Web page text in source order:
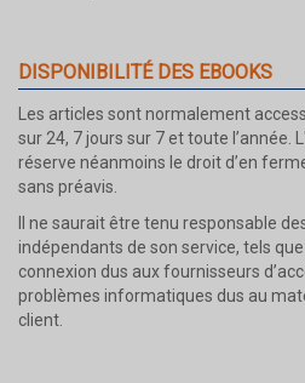
DISPONIBILITÉ DES EBOOKS
Les articles sont normalement
sur 24, 7 jours sur 7 et toute l’année.
réserve néanmoins le droit d’en
sans préavis.
Il ne saurait être tenu responsable
indépendants de son service, tels
connexion dus aux fournisseurs
problèmes informatiques dus au
client.